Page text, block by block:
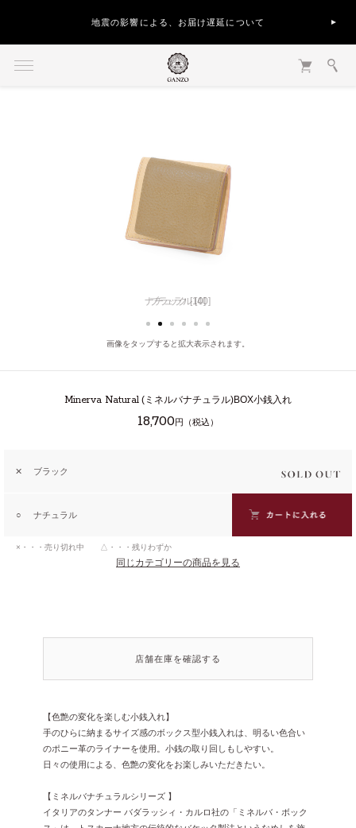
地震の影響による、お届け遅延について
ブラック [10]
ナチュラル [40]
画像をタップすると拡大表示されます。
Minerva Natural (ミネルバナチュラル)BOX小銭入れ
18,700円（税込）
✕ ブラック
○ ナチュラル
×・・・売り切れ中 △・・・残りわずか
同じカテゴリーの商品を見る
店舗在庫を確認する
【色艶の変化を楽しむ小銭入れ】
手のひらに納まるサイズ感のボックス型小銭入れは、明るい色合い
のポニー革のライナーを使用。小銭の取り回しもしやすい。
日々の使用による、色艶の変化をお楽しみいただきたい。
【ミネルバナチュラルシリーズ 】
イタリアのタンナー バダラッシィ・カルロ社の「ミネルバ・ボック